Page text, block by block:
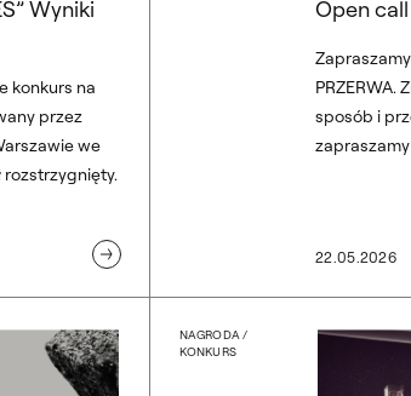
Wyniki
konkurs na
przez
we
rozstrzygnięty.
Open call
PRZERWA.
sposób i
Malarstwa,
22.05.2026
’56
NAGRODA /
KONKURS